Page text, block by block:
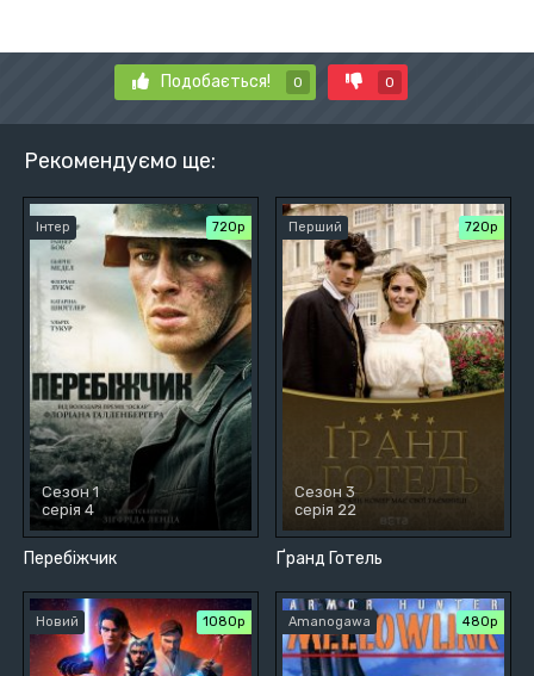
Подобається! 0 0
Рекомендуємо ще:
Перебіжчик
Інтер 720р
Сезон 1
серія 4
Ґранд Готель
Перший 720р
Сезон 3
серія 22
Новий 1080p Amanogawa 480р